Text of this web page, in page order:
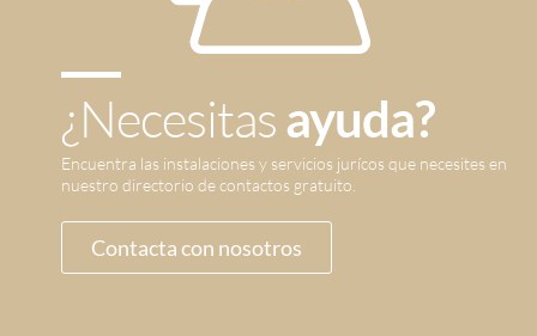
¿Necesitasayuda?
Encuentra las instalaciones y servicios jurícos que necesites en
nuestro directorio de contactos gratuito.
Contacta con nosotros